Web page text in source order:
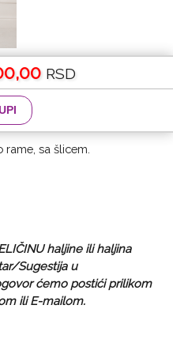
RSD
sa šlicem.
haljine ili haljina
Sugestija u
ćemo postići prilikom
ili E-mailom.